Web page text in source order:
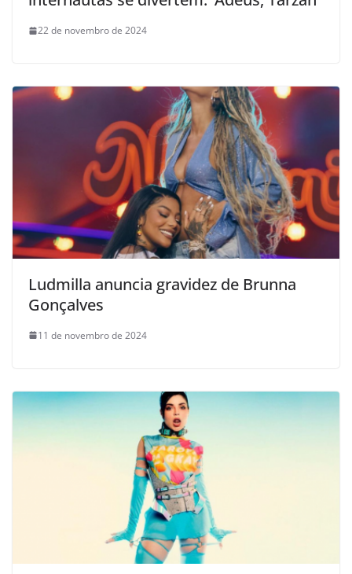
22 de novembro de 2024
Ludmilla anuncia gravidez de Brunna
Gonçalves
11 de novembro de 2024